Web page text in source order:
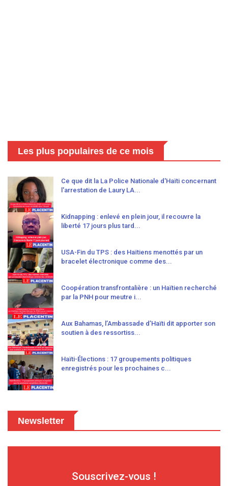
Les plus populaires de ce mois
Ce que dit la La Police Nationale d'Haïti concernant
l'arrestation de Laury LA...
Kidnapping : enlevé en plein jour, il recouvre la
liberté 17 jours plus tard...
USA-Fin du TPS : des Haïtiens menottés par un
bracelet électronique comme des...
Coopération transfrontalière : un Haïtien recherché
par la PNH pour meutre i...
Aux Bahamas, l’Ambassade d’Haïti dit apporter son
soutien à des ressortiss...
Haïti-Élections : 17 groupements politiques
enregistrés pour les prochaines c...
Newsletter
Souscrivez-vous !